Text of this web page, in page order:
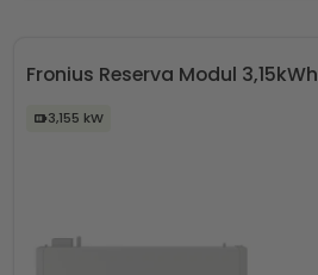
Fronius Reserva Modul 3,15kWh
3,155 kW